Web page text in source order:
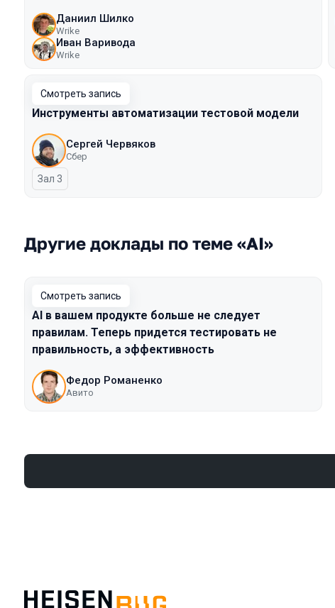
Даниил Шилко
Wrike
Иван Варивода
Wrike
Смотреть запись
Инструменты автоматизации тестовой модели
Сергей Червяков
Сбер
Зал 3
Другие доклады по теме «AI»
Смотреть запись
AI в вашем продукте больше не следует
правилам. Теперь придется тестировать не
правильность, а эффективность
Федор Романенко
Авито